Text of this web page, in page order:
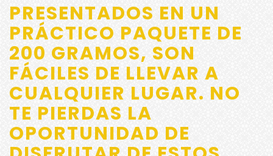
PRESENTADOS EN UN
PRÁCTICO PAQUETE DE
200 GRAMOS, SON
FÁCILES DE LLEVAR A
CUALQUIER LUGAR. NO
TE PIERDAS LA
OPORTUNIDAD DE